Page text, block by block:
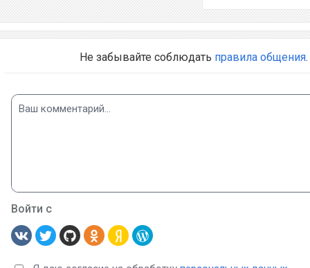
Не забывайте соблюдать правила общения.
Войти с